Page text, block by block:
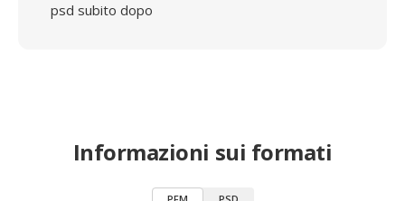
psd subito dopo
Informazioni sui formati